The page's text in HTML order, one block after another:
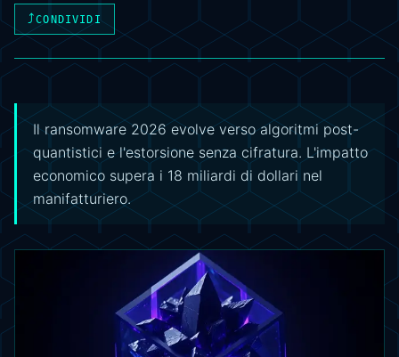
⤴CONDIVIDI
Il ransomware 2026 evolve verso algoritmi post-
quantistici e l'estorsione senza cifratura. L'impatto
economico supera i 18 miliardi di dollari nel
manifatturiero.